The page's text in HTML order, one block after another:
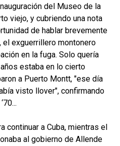
del Museo de la
viejo, y cubriendo una nota
de hablar brevemente
el exguerrillero montonero
en la fuga. Solo quería
estaba en lo cierto
a Puerto Montt, "ese día
visto llover", confirmando
continuar a Cuba, mientras el
al gobierno de Allende